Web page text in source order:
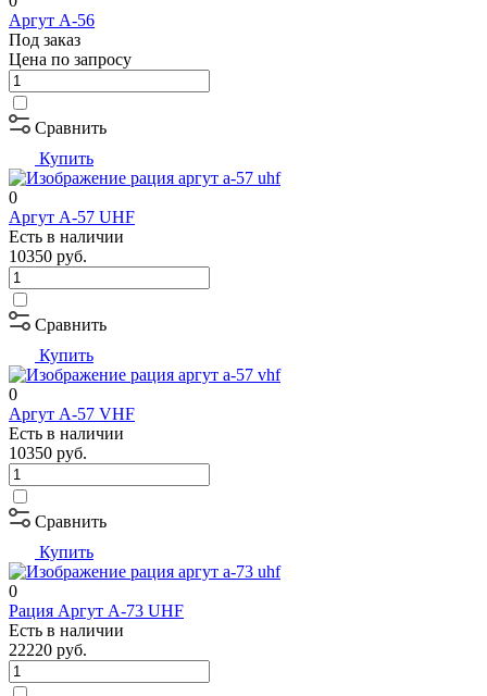
Аргут А-56
Под заказ
Цена по запросу
Сравнить
Купить
0
Аргут А-57 UHF
Есть в наличии
10350 руб.
Сравнить
Купить
0
Аргут А-57 VHF
Есть в наличии
10350 руб.
Сравнить
Купить
0
Рация Аргут А-73 UHF
Есть в наличии
22220 руб.